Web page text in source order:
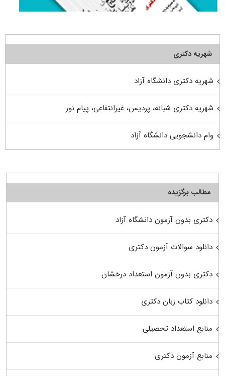
شهریه دکتری
شهریه دکتری دانشگاه آزاد
شهریه دکتری شبانه، پردیس، غیرانتفاعی، پیام نور
وام دانشجویی دانشگاه آزاد
مطالب برگزیده
دکتری بدون آزمون دانشگاه آزاد
دانلود سوالات آزمون دکتری
دکتری بدون آزمون استعداد درخشان
دانلود کتاب زبان دکتری
منابع استعداد تحصیلی
منابع آزمون دکتری